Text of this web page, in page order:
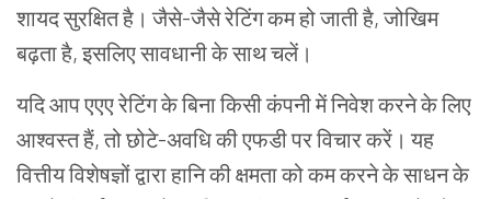
शायद सुरक्षित है। जैसे-जैसे रेटिंग कम हो जाती है, जोखिम
बढ़ता है, इसलिए सावधानी के साथ चलें।
यदि आप एएए रेटिंग के बिना किसी कंपनी में निवेश करने के लिए
आश्वस्त हैं, तो छोटे-अवधि की एफडी पर विचार करें। यह
वित्तीय विशेषज्ञों द्वारा हानि की क्षमता को कम करने के साधन के